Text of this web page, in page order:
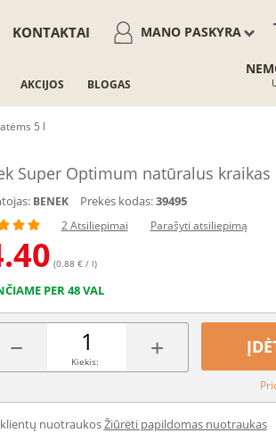
MANO PASKYRA
KONTAKTAI
AKCIJOS BLOGAS
5 l
Super Optimum natūralus kraikas
BENEK Prekės kodas:39495
2 Atsiliepimai Parašyti atsiliepimą
(0.88 € / l)
PER 48 VAL
− +
Kiekis:
nuotraukosŽiūrėti papildomas nuotraukas